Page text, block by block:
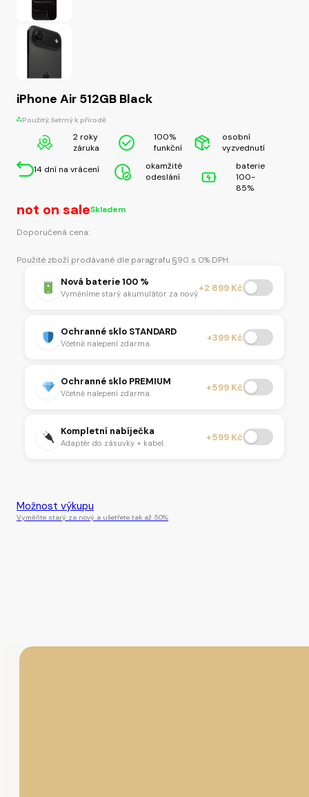
iPhone Air 512GB Black
Použitý, šetrný k přírodě
2 roky
záruka
100%
funkční
osobní
vyzvednutí
14 dní na vrácení
okamžité
odeslání
baterie
100-
85%
not on saleSkladem
Doporučená cena:
Použité zboží prodávané dle paragrafu §90 s 0% DPH.
Nová baterie 100 %
Vyměníme starý akumulátor za nový.+2 899 Kč
Ochranné sklo STANDARD
Včetně nalepení zdarma. +399 Kč
Ochranné sklo PREMIUM
Včetně nalepení zdarma. +599 Kč
Kompletní nabíječka
Adaptér do zásuvky + kabel. +599 Kč
Možnost výkupu
Vyměňte starý za nový a ušetřete tak až 50%